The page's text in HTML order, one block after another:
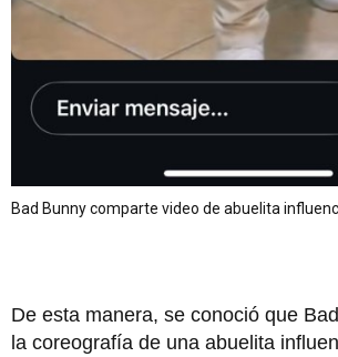
Bad Bunny comparte video de abuelita
De esta manera, se conoció que
la coreografía de una abuelita